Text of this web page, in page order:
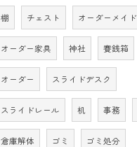
棚 チェスト オーダーメイド
オーダー家具 神社 賽銭箱
オーダー スライドデスク
スライドレール 机 事務
倉庫解体 ゴミ ゴミ処分